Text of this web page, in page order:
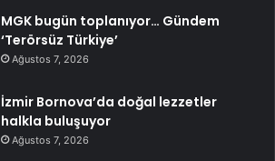
MGK bugün toplanıyor… Gündem
‘Terörsüz Türkiye’
Ağustos 7, 2026
İzmir Bornova’da doğal lezzetler
halkla buluşuyor
Ağustos 7, 2026